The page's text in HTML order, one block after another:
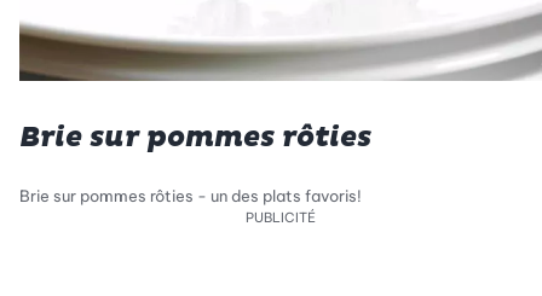
Brie sur pommes rôties
Brie sur pommes rôties - un des plats favoris!
PUBLICITÉ